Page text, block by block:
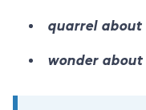
quarrel about
wonder about